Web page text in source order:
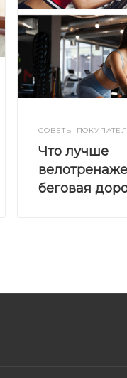
СОВЕТЫ
Что лучше
беговая